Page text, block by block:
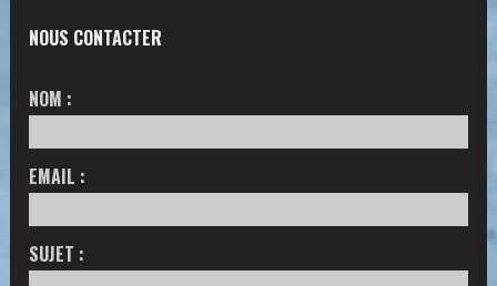
NOUS CONTACTER
NOM :
EMAIL :
SUJET :